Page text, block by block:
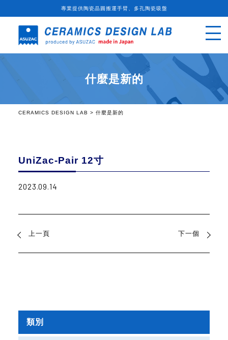
專業提供陶瓷晶圓搬運手臂、多孔陶瓷吸盤
什麼是新的
CERAMICS DESIGN LAB > 什麼是新的
UniZac-Pair 12寸
2023.09.14
上一頁 下一個
類別